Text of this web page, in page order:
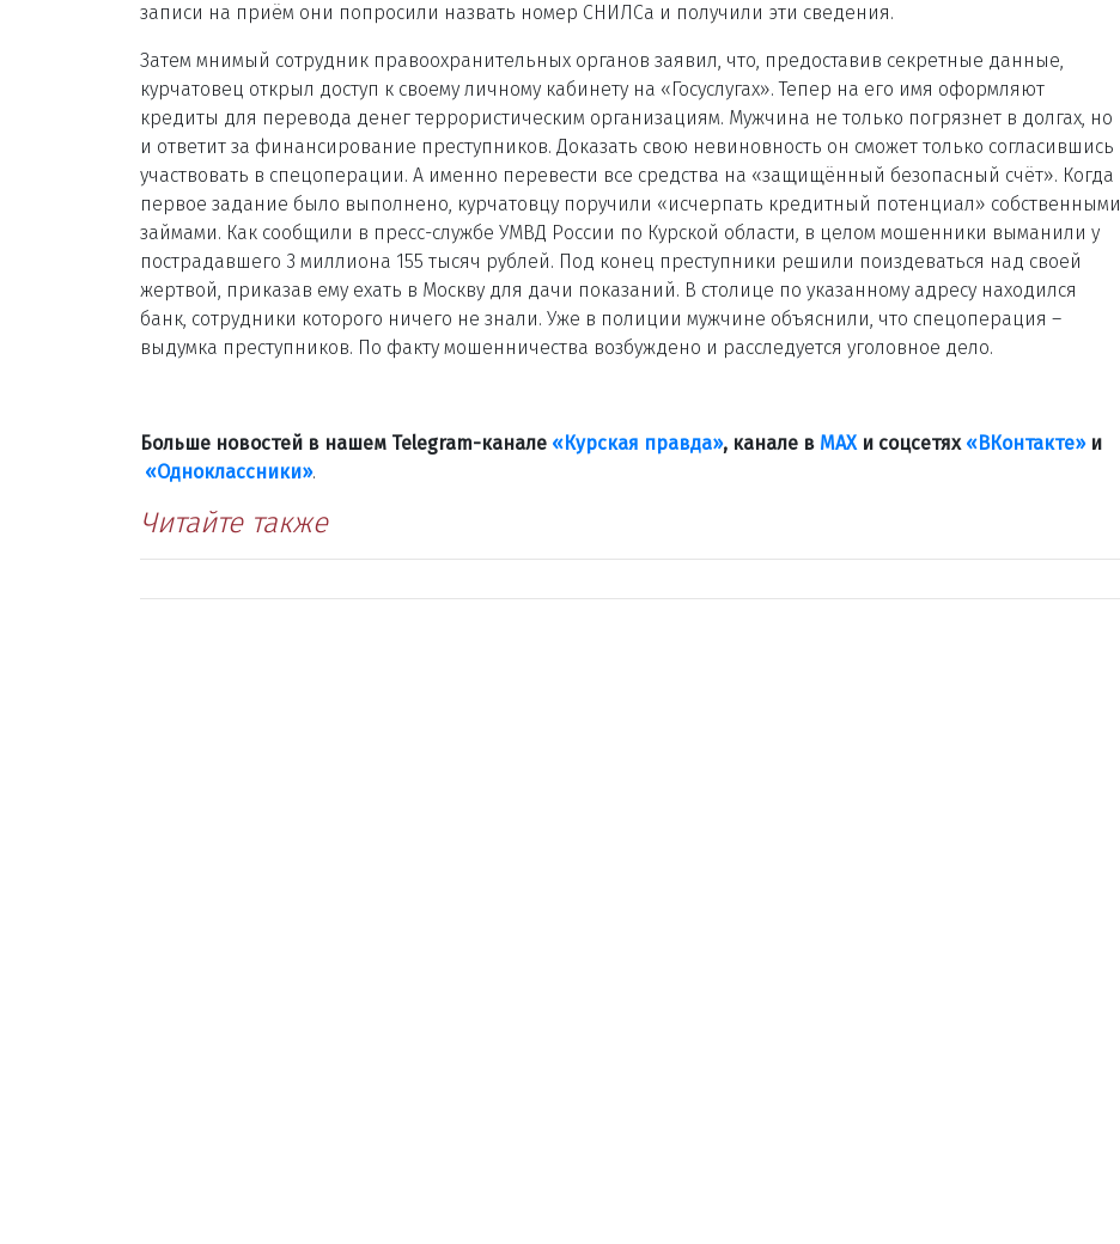
записи на приём они попросили назвать номер СНИЛСа и получили эти сведения.
Затем мнимый сотрудник правоохранительных органов заявил, что, предоставив секретные данные,
курчатовец открыл доступ к своему личному кабинету на «Госуслугах». Тепер на его имя оформляют
кредиты для перевода денег террористическим организациям. Мужчина не только погрязнет в долгах, но
и ответит за финансирование преступников. Доказать свою невиновность он сможет только согласившись
участвовать в спецоперации. А именно перевести все средства на «защищённый безопасный счёт». Когда
первое задание было выполнено, курчатовцу поручили «исчерпать кредитный потенциал» собственными
займами. Как сообщили в пресс-службе УМВД России по Курской области, в целом мошенники выманили у
пострадавшего 3 миллиона 155 тысяч рублей. Под конец преступники решили поиздеваться над своей
жертвой, приказав ему ехать в Москву для дачи показаний. В столице по указанному адресу находился
банк, сотрудники которого ничего не знали. Уже в полиции мужчине объяснили, что спецоперация –
выдумка преступников. По факту мошенничества возбуждено и расследуется уголовное дело.
Больше новостей в нашем Telegram-канале «Курская правда», канале в МАХ и соцсетях «ВКонтакте»и
«Одноклассники».
Читайте также